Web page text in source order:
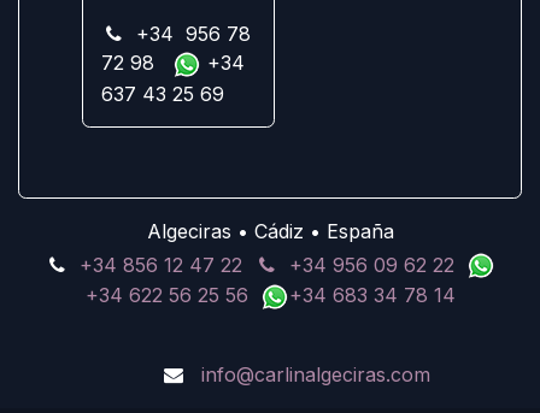
+34 956 78
72 98
+34
637 43 25 69
Algeciras • Cádiz • España
+34 856 12 47 22
+34 956 09 62 22
+34 622 56 25 56
+34 683 34 78 14
info@carlinalgeciras.com